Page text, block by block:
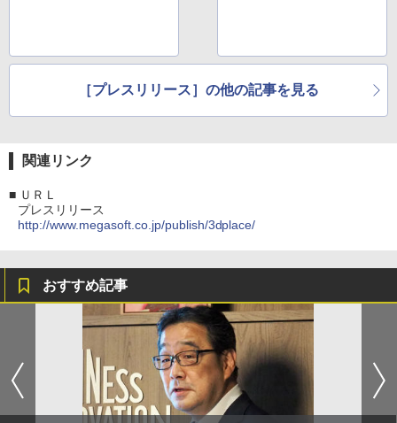
［プレスリリース］の他の記事を見る
関連リンク
■ ＵＲＬ
プレスリリース
http://www.megasoft.co.jp/publish/3dplace/
おすすめ記事